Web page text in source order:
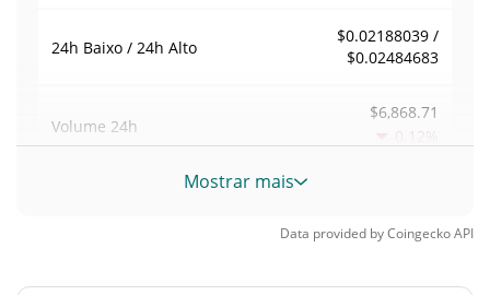
24h Baixo / 24h Alto
$0.02188039 /
$0.02484683
Volume 24h
$6,868.71
0.12%
Volume / Limite de
Mostrar mais
Data provided byCoingeckoAPI